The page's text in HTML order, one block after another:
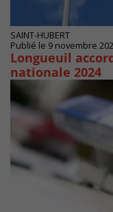
SAINT-HUBERT
Publié le 9 novembre
Longueuil
nationale 2024